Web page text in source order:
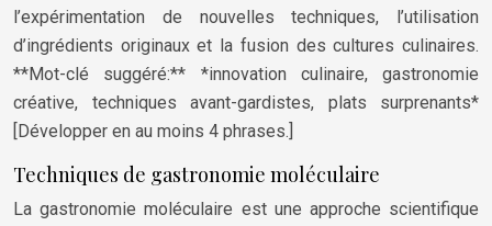
l’expérimentation de nouvelles techniques, l’utilisation
d’ingrédients originaux et la fusion des cultures culinaires.
**Mot-clé suggéré:** *innovation culinaire, gastronomie
créative, techniques avant-gardistes, plats surprenants*
[Développer en au moins 4 phrases.]
Techniques de gastronomie moléculaire
La gastronomie moléculaire est une approche scientifique